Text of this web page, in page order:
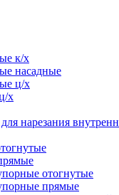
к/х
насадные
ц/х
х
нарезания
отогнутые
прямые